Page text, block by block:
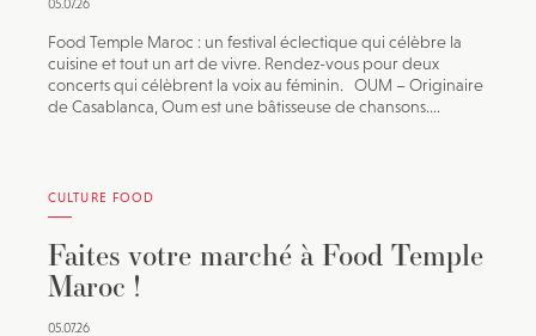
05.07.26
Food Temple Maroc : un festival éclectique qui célèbre la
cuisine et tout un art de vivre. Rendez-vous pour deux
concerts qui célèbrent la voix au féminin. OUM – Originaire
de Casablanca, Oum est une bâtisseuse de chansons....
CULTURE FOOD
Faites votre marché à Food Temple
Maroc !
05.07.26